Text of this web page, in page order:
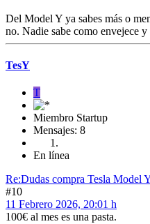
Del Model Y ya sabes más o
no. Nadie sabe como envejece y
TesY
T
Miembro Startup
Mensajes: 8
En línea
Re:Dudas compra Tesla Model
#10
11 Febrero 2026, 20:01 h
100€ al mes es una pasta.